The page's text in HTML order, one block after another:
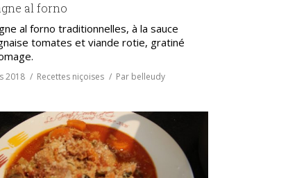
al forno
al forno traditionnelles, à la sauce
tomates et viande rotie, gratiné
2018 Recettes niçoises Par belleudy